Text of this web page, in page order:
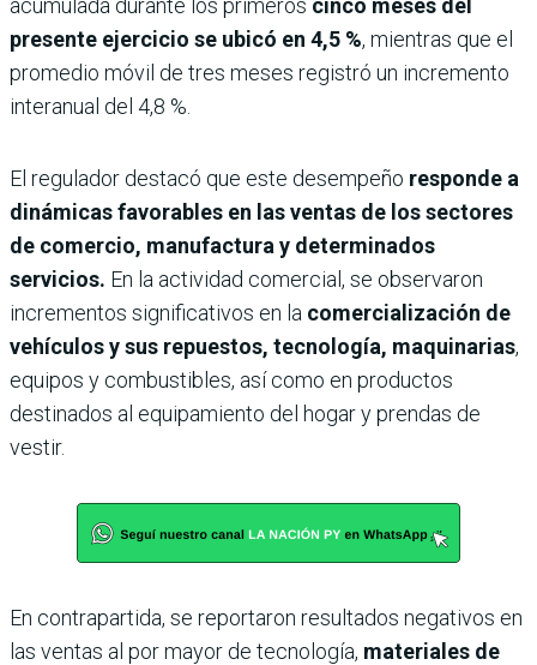
acumulada durante los primeros cinco meses del
presente ejercicio se ubicó en 4,5 %, mientras que el
promedio móvil de tres meses registró un incremento
interanual del 4,8 %.
El regulador destacó que este desempeño responde a
dinámicas favorables en las ventas de los sectores
de comercio, manufactura y determinados
servicios. En la actividad comercial, se observaron
incrementos significativos en la comercialización de
vehículos y sus repuestos, tecnología, maquinarias,
equipos y combustibles, así como en productos
destinados al equipamiento del hogar y prendas de
vestir.
En contrapartida, se reportaron resultados negativos en
las ventas al por mayor de tecnología, materiales de